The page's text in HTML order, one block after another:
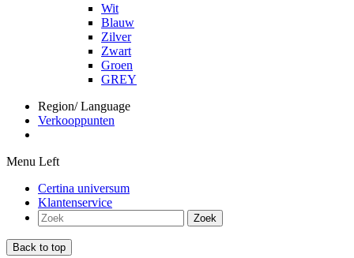
Wit
Blauw
Zilver
Zwart
Groen
GREY
Region/ Language
Verkooppunten
Menu Left
Certina universum
Klantenservice
Zoek
Back to top